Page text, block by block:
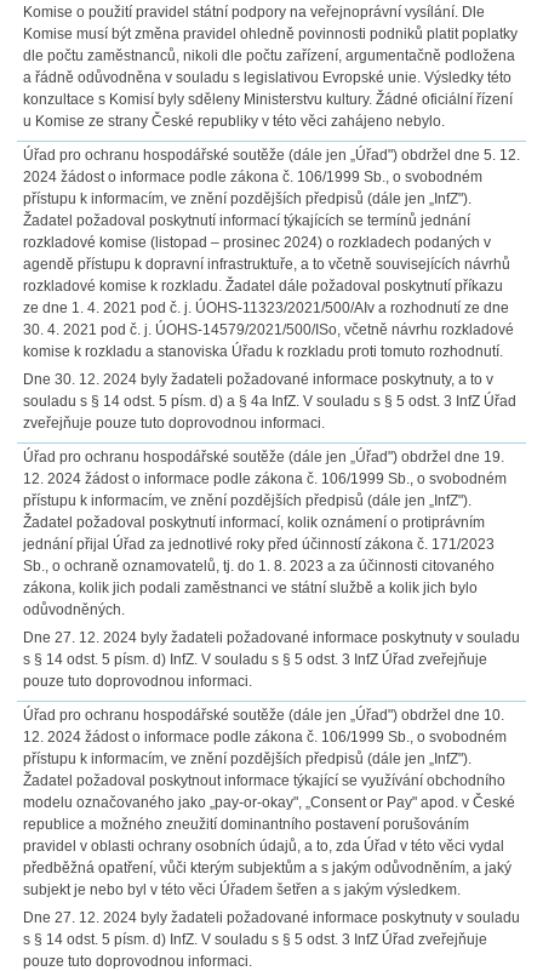
Komise o použití pravidel státní podpory na veřejnoprávní vysílání. Dle
Komise musí být změna pravidel ohledně povinnosti podniků platit poplatky
dle počtu zaměstnanců, nikoli dle počtu zařízení, argumentačně podložena
a řádně odůvodněna v souladu s legislativou Evropské unie. Výsledky této
konzultace s Komisí byly sděleny Ministerstvu kultury. Žádné oficiální řízení
u Komise ze strany České republiky v této věci zahájeno nebylo.
Úřad pro ochranu hospodářské soutěže (dále jen „Úřad") obdržel dne 5. 12.
2024 žádost o informace podle zákona č. 106/1999 Sb., o svobodném
přístupu k informacím, ve znění pozdějších předpisů (dále jen „InfZ").
Žadatel požadoval poskytnutí informací týkajících se termínů jednání
rozkladové komise (listopad – prosinec 2024) o rozkladech podaných v
agendě přístupu k dopravní infrastruktuře, a to včetně souvisejících návrhů
rozkladové komise k rozkladu. Žadatel dále požadoval poskytnutí příkazu
ze dne 1. 4. 2021 pod č. j. ÚOHS-11323/2021/500/AIv a rozhodnutí ze dne
30. 4. 2021 pod č. j. ÚOHS-14579/2021/500/ISo, včetně návrhu rozkladové
komise k rozkladu a stanoviska Úřadu k rozkladu proti tomuto rozhodnutí.
Dne 30. 12. 2024 byly žadateli požadované informace poskytnuty, a to v
souladu s § 14 odst. 5 písm. d) a § 4a InfZ. V souladu s § 5 odst. 3 InfZ Úřad
zveřejňuje pouze tuto doprovodnou informaci.
Úřad pro ochranu hospodářské soutěže (dále jen „Úřad") obdržel dne 19.
12. 2024 žádost o informace podle zákona č. 106/1999 Sb., o svobodném
přístupu k informacím, ve znění pozdějších předpisů (dále jen „InfZ").
Žadatel požadoval poskytnutí informací, kolik oznámení o protiprávním
jednání přijal Úřad za jednotlivé roky před účinností zákona č. 171/2023
Sb., o ochraně oznamovatelů, tj. do 1. 8. 2023 a za účinnosti citovaného
zákona, kolik jich podali zaměstnanci ve státní službě a kolik jich bylo
odůvodněných.
Dne 27. 12. 2024 byly žadateli požadované informace poskytnuty v souladu
s § 14 odst. 5 písm. d) InfZ. V souladu s § 5 odst. 3 InfZ Úřad zveřejňuje
pouze tuto doprovodnou informaci.
Úřad pro ochranu hospodářské soutěže (dále jen „Úřad") obdržel dne 10.
12. 2024 žádost o informace podle zákona č. 106/1999 Sb., o svobodném
přístupu k informacím, ve znění pozdějších předpisů (dále jen „InfZ").
Žadatel požadoval poskytnout informace týkající se využívání obchodního
modelu označovaného jako „pay-or-okay", „Consent or Pay" apod. v České
republice a možného zneužití dominantního postavení porušováním
pravidel v oblasti ochrany osobních údajů, a to, zda Úřad v této věci vydal
předběžná opatření, vůči kterým subjektům a s jakým odůvodněním, a jaký
subjekt je nebo byl v této věci Úřadem šetřen a s jakým výsledkem.
Dne 27. 12. 2024 byly žadateli požadované informace poskytnuty v souladu
s § 14 odst. 5 písm. d) InfZ. V souladu s § 5 odst. 3 InfZ Úřad zveřejňuje
pouze tuto doprovodnou informaci.